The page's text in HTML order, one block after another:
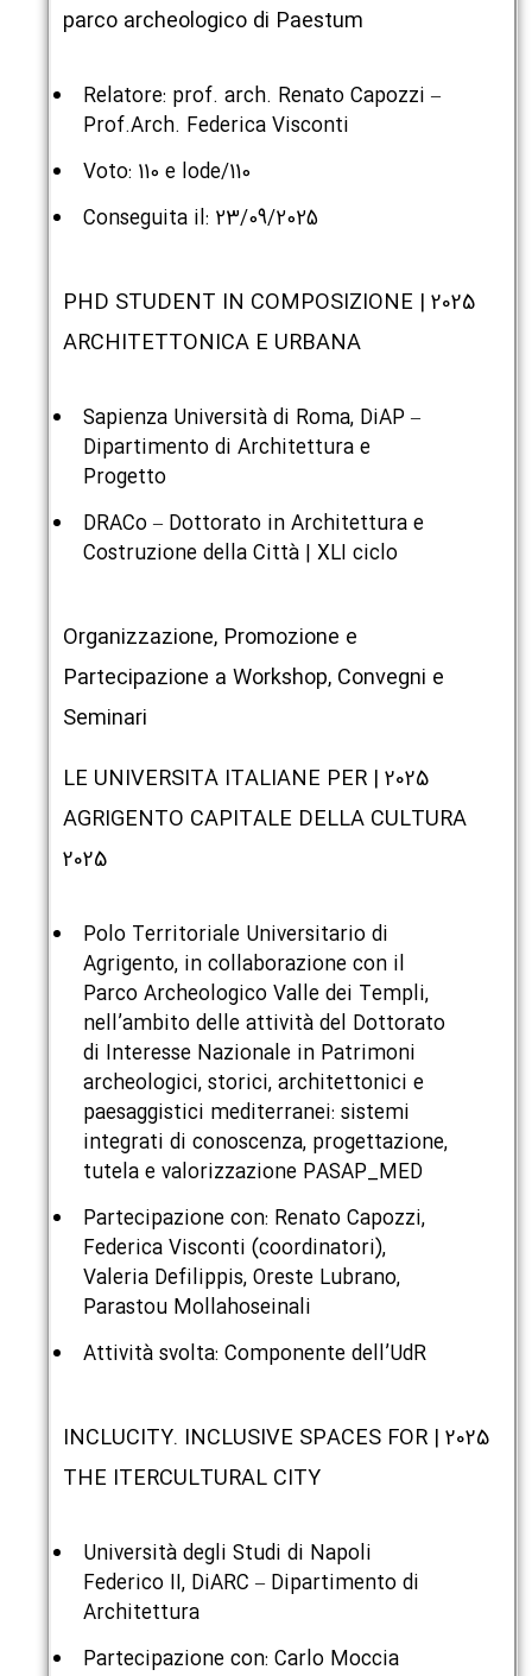
parco archeologico di Paestum
Relatore: prof. arch. Renato Capozzi –
Prof.Arch. Federica Visconti
Voto: 110 e lode/110
Conseguita il: 23/09/2025
2025 | PHD STUDENT IN COMPOSIZIONE
ARCHITETTONICA E URBANA
Sapienza Università di Roma, DiAP –
Dipartimento di Architettura e
Progetto
DRACo – Dottorato in Architettura e
Costruzione della Città | XLI ciclo
Organizzazione, Promozione e
Partecipazione a Workshop, Convegni e
Seminari
2025 | LE UNIVERSITÀ ITALIANE PER
AGRIGENTO CAPITALE DELLA CULTURA
2025
Polo Territoriale Universitario di
Agrigento, in collaborazione con il
Parco Archeologico Valle dei Templi,
nell’ambito delle attività del Dottorato
di Interesse Nazionale in Patrimoni
archeologici, storici, architettonici e
paesaggistici mediterranei: sistemi
integrati di conoscenza, progettazione,
tutela e valorizzazione PASAP_MED
Partecipazione con: Renato Capozzi,
Federica Visconti (coordinatori),
Valeria Defilippis, Oreste Lubrano,
Parastou Mollahoseinali
Attività svolta: Componente dell’UdR
2025 | INCLUCITY. INCLUSIVE SPACES FOR
THE ITERCULTURAL CITY
Università degli Studi di Napoli
Federico II, DiARC – Dipartimento di
Architettura
Partecipazione con: Carlo Moccia